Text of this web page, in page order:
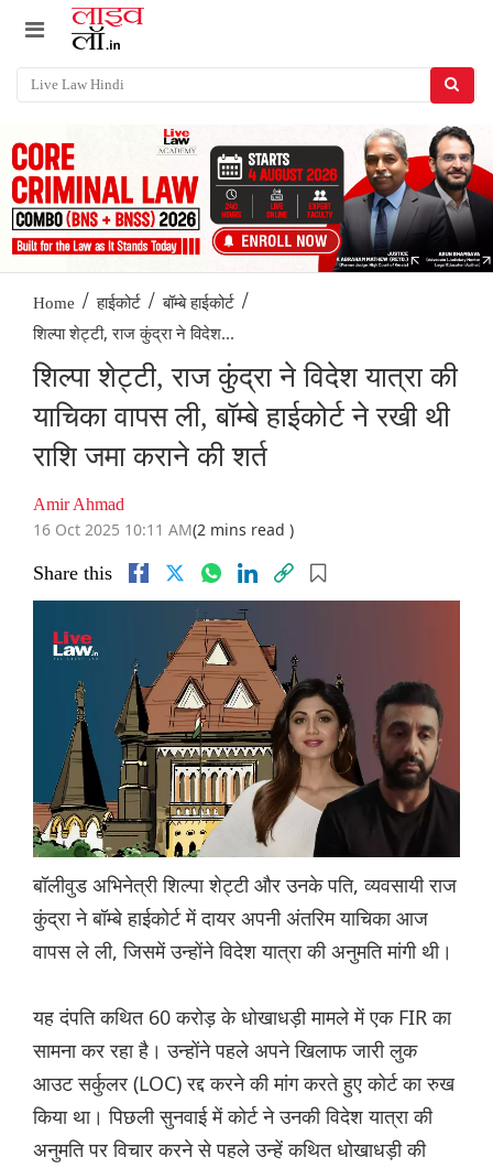
Home / हाईकोर्ट / बॉम्बे हाईकोर्ट /
शिल्पा शेट्टी, राज कुंद्रा ने विदेश...
शिल्पा शेट्टी, राज कुंद्रा ने विदेश यात्रा की
याचिका वापस ली, बॉम्बे हाईकोर्ट ने रखी थी
राशि जमा कराने की शर्त
Amir Ahmad
16 Oct 2025 10:11 AM(2 mins read )
Share this
बॉलीवुड अभिनेत्री शिल्पा शेट्टी और उनके पति, व्यवसायी राज
कुंद्रा ने बॉम्बे हाईकोर्ट में दायर अपनी अंतरिम याचिका आज
वापस ले ली, जिसमें उन्होंने विदेश यात्रा की अनुमति मांगी थी।
यह दंपति कथित 60 करोड़ के धोखाधड़ी मामले में एक FIR का
सामना कर रहा है। उन्होंने पहले अपने खिलाफ जारी लुक
आउट सर्कुलर (LOC) रद्द करने की मांग करते हुए कोर्ट का रुख
किया था। पिछली सुनवाई में कोर्ट ने उनकी विदेश यात्रा की
अनुमति पर विचार करने से पहले उन्हें कथित धोखाधड़ी की